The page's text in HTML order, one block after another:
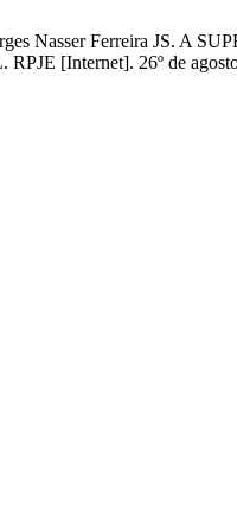
Nasser Ferreira JS.
[Internet]. 26º de